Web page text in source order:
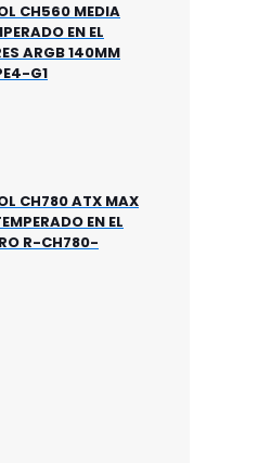
CH560 MEDIA
EN EL
ARGB 140MM
G1
CH780 ATX MAX
EN EL
R-CH780-